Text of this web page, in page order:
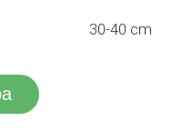
30-40 cm